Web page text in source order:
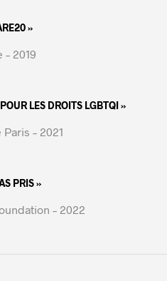
»
– 2019
LES DROITS LGBTQI »
– 2021
PRIS »
– 2022